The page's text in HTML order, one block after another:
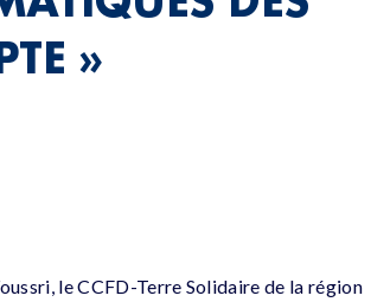
»
le CCFD-Terre Solidaire de la région